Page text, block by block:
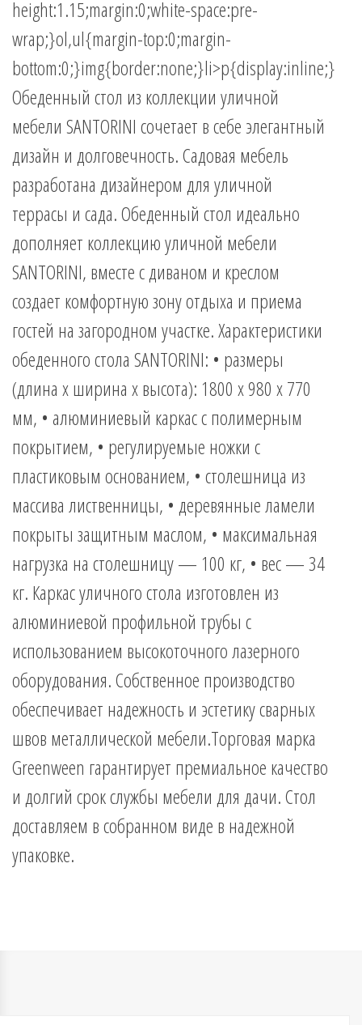
height:1.15;margin:0;white-space:pre-
wrap;}ol,ul{margin-top:0;margin-
bottom:0;}img{border:none;}li>p{display:inline;}
Обеденный стол из коллекции уличной
мебели SANTORINI сочетает в себе элегантный
дизайн и долговечность. Садовая мебель
разработана дизайнером для уличной
террасы и сада. Обеденный стол идеально
дополняет коллекцию уличной мебели
SANTORINI, вместе с диваном и креслом
создает комфортную зону отдыха и приема
гостей на загородном участке. Характеристики
обеденного стола SANTORINI: • размеры
(длина х ширина х высота): 1800 x 980 x 770
мм, • алюминиевый каркас с полимерным
покрытием, • регулируемые ножки с
пластиковым основанием, • столешница из
массива лиственницы, • деревянные ламели
покрыты защитным маслом, • максимальная
нагрузка на столешницу — 100 кг, • вес — 34
кг. Каркас уличного стола изготовлен из
алюминиевой профильной трубы с
использованием высокоточного лазерного
оборудования. Собственное производство
обеспечивает надежность и эстетику сварных
швов металлической мебели.Торговая марка
Greenween гарантирует премиальное качество
и долгий срок службы мебели для дачи. Стол
доставляем в собранном виде в надежной
упаковке.